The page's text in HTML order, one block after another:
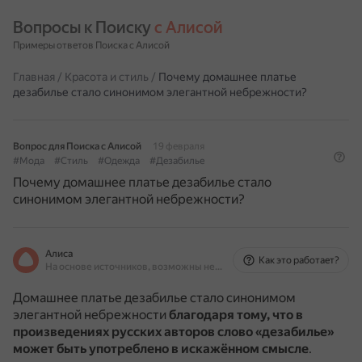
Вопросы к Поиску с Алисой
Примеры ответов Поиска с Алисой
Главная / Красота и стиль / Почему домашнее платье
дезабилье стало синонимом элегантной небрежности?
Вопрос для Поиска с Алисой
19 февраля
#Мода
#Стиль #Одежда #Дезабилье
Почему домашнее платье дезабилье стало
синонимом элегантной небрежности?
Алиса
На основе источников, возможны неточности
Как это работает?
Домашнее платье дезабилье стало синонимом
элегантной небрежности благодаря тому, что в
произведениях русских авторов слово «дезабилье»
может быть употреблено в искажённом смысле.